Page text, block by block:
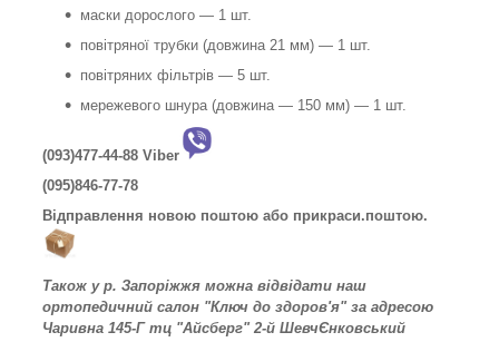
маски дорослого — 1 шт.
повітряної трубки (довжина 21 мм) — 1 шт.
повітряних фільтрів — 5 шт.
мережевого шнура (довжина — 150 мм) — 1 шт.
(093)477-44-88 Viber
(095)846-77-78
Відправлення новою поштою або прикраси.поштою.
Також у р. Запоріжжя можна відвідати наш
ортопедичний салон "Ключ до здоров'я" за адресою
Чаривна 145-Г тц "Айсберг" 2-й ШевчЄнковський